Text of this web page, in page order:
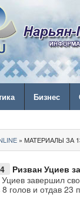
Бизнес
» МАТЕРИАЛЫ ЗА
Ризван Уциев
завершил
8 голов и отдав